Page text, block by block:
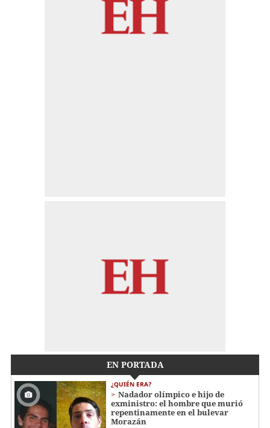
EN PORTADA
¿QUIÉN ERA?
Nadador olímpico e hijo de
exministro: el hombre que murió
repentinamente en el bulevar
Morazán